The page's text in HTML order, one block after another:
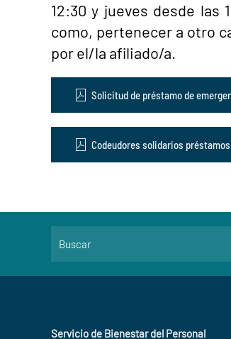
12:30 y jueves desde
como, pertenecer a otro
por el/la afiliado/a.
Solicitud de préstamo de
Codeudores solidarios préstamos
Servicio de Bienestar del Personal